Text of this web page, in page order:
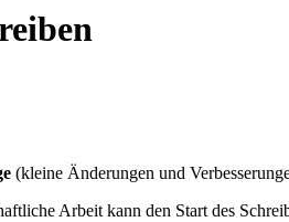
(kleine Änderungen und
Arbeit kann den Start des